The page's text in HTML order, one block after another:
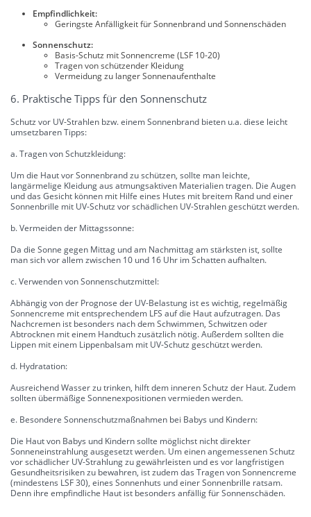
Empfindlichkeit:
Geringste Anfälligkeit für Sonnenbrand und Sonnenschäden
Sonnenschutz:
Basis-Schutz mit Sonnencreme (LSF 10-20)
Tragen von schützender Kleidung
Vermeidung zu langer Sonnenaufenthalte
6. Praktische Tipps für den Sonnenschutz
Schutz vor UV-Strahlen bzw. einem Sonnenbrand bieten u.a. diese leicht
umsetzbaren Tipps:
a. Tragen von Schutzkleidung:
Um die Haut vor Sonnenbrand zu schützen, sollte man leichte,
langärmelige Kleidung aus atmungsaktiven Materialien tragen. Die Augen
und das Gesicht können mit Hilfe eines Hutes mit breitem Rand und einer
Sonnenbrille mit UV-Schutz vor schädlichen UV-Strahlen geschützt werden.
b. Vermeiden der Mittagssonne:
Da die Sonne gegen Mittag und am Nachmittag am stärksten ist, sollte
man sich vor allem zwischen 10 und 16 Uhr im Schatten aufhalten.
c. Verwenden von Sonnenschutzmittel:
Abhängig von der Prognose der UV-Belastung ist es wichtig, regelmäßig
Sonnencreme mit entsprechendem LFS auf die Haut aufzutragen. Das
Nachcremen ist besonders nach dem Schwimmen, Schwitzen oder
Abtrocknen mit einem Handtuch zusätzlich nötig. Außerdem sollten die
Lippen mit einem Lippenbalsam mit UV-Schutz geschützt werden.
d. Hydratation:
Ausreichend Wasser zu trinken, hilft dem inneren Schutz der Haut. Zudem
sollten übermäßige Sonnenexpositionen vermieden werden.
e. Besondere Sonnenschutzmaßnahmen bei Babys und Kindern:
Die Haut von Babys und Kindern sollte möglichst nicht direkter
Sonneneinstrahlung ausgesetzt werden. Um einen angemessenen Schutz
vor schädlicher UV-Strahlung zu gewährleisten und es vor langfristigen
Gesundheitsrisiken zu bewahren, ist zudem das Tragen von Sonnencreme
(mindestens LSF 30), eines Sonnenhuts und einer Sonnenbrille ratsam.
Denn ihre empfindliche Haut ist besonders anfällig für Sonnenschäden.